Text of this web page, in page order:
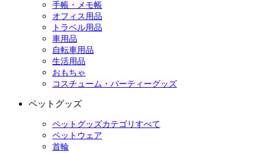
手帳・メモ帳
オフィス用品
トラベル用品
車用品
自転車用品
生活用品
おもちゃ
コスチューム・パーティーグッズ
ペットグッズ
ペットグッズカテゴリすべて
ペットウェア
首輪